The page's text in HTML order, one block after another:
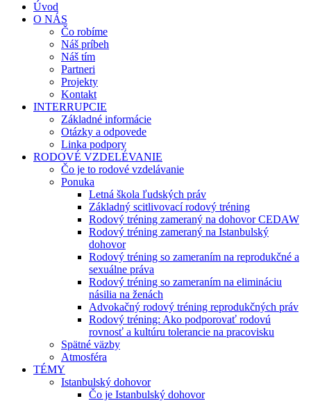
Úvod
O NÁS
Čo robíme
Náš príbeh
Náš tím
Partneri
Projekty
Kontakt
INTERRUPCIE
Základné informácie
Otázky a odpovede
Linka podpory
RODOVÉ VZDELÉVANIE
Čo je to rodové vzdelávanie
Ponuka
Letná škola ľudských práv
Základný scitlivovací rodový tréning
Rodový tréning zameraný na dohovor CEDAW
Rodový tréning zameraný na Istanbulský
dohovor
Rodový tréning so zameraním na reprodukčné a
sexuálne práva
Rodový tréning so zameraním na elimináciu
násilia na ženách
Advokačný rodový tréning reprodukčných práv
Rodový tréning: Ako podporovať rodovú
rovnosť a kultúru tolerancie na pracovisku
Spätné väzby
Atmosféra
TÉMY
Istanbulský dohovor
Čo je Istanbulský dohovor